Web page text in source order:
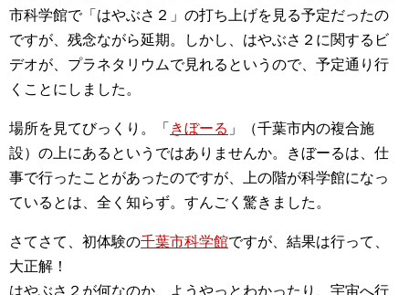
市科学館で「はやぶさ２」の打ち上げを見る予定だったの
ですが、残念ながら延期。しかし、はやぶさ２に関するビ
デオが、プラネタリウムで見れるというので、予定通り行
くことにしました。
場所を見てびっくり。「 きぼーる 」（千葉市内の複合施
設）の上にあるというではありませんか。きぼーるは、仕
事で行ったことがあったのですが、上の階が科学館になっ
ているとは、全く知らず。すんごく驚きました。
さてさて、初体験の千葉市科学館ですが、結果は行って、
大正解！
はやぶさ２が何なのか、ようやっとわかったり、宇宙へ行